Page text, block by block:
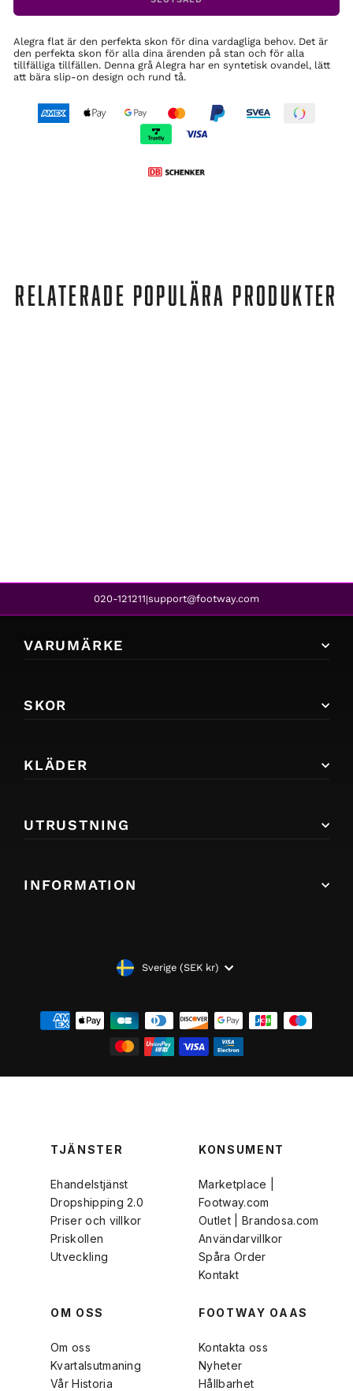
Alegra flat är den perfekta skon för dina vardagliga behov. Det är
den perfekta skon för alla dina ärenden på stan och för alla
tillfälliga tillfällen. Denna grå Alegra har en syntetisk ovandel, lätt
att bära slip-on design och rund tå.
RELATERADE POPULÄRA PRODUKTER
020-121211|support@footway.com
VARUMÄRKE
SKOR
KLÄDER
UTRUSTNING
INFORMATION
VALUTASverige (SEK kr)
TJÄNSTER
Ehandelstjänst
Dropshipping 2.0
Priser och villkor
Priskollen
Utveckling
KONSUMENT
Marketplace |
Footway.com
Outlet | Brandosa.com
Användarvillkor
Spåra Order
Kontakt
OM OSS
Om oss
Kvartalsutmaning
Vår Historia
FOOTWAY OAAS
Kontakta oss
Nyheter
Hållbarhet